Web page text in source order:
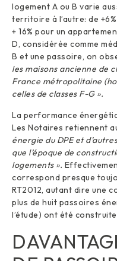
logement A ou B varie
territoire à l’autre: de
+ 16% pour un
D, considérée comme
B et une passoire, on
les maisons ancienne de
France métropolitaine
celles de classes F-G ».
La performance
Les Notaires retiennent
énergie du DPE et
que l’époque de
logements ».
correspond presque
RT2012, autant dire une
plus de huit passoires
l’étude) ont été